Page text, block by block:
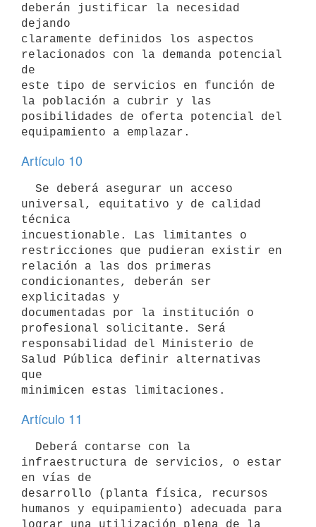
deberán justificar la necesidad
dejando
claramente definidos los aspectos
relacionados con la demanda potencial
de
este tipo de servicios en función de
la población a cubrir y las
posibilidades de oferta potencial del
Artículo 10
universal, equitativo y de calidad
técnica
incuestionable. Las limitantes o
restricciones que pudieran existir en
relación a las dos primeras
condicionantes, deberán ser
explicitadas y
documentadas por la institución o
profesional solicitante. Será
responsabilidad del Ministerio de
Salud Pública definir alternativas
que
Artículo 11
infraestructura de servicios, o estar
en vías de
desarrollo (planta física, recursos
humanos y equipamiento) adecuada para